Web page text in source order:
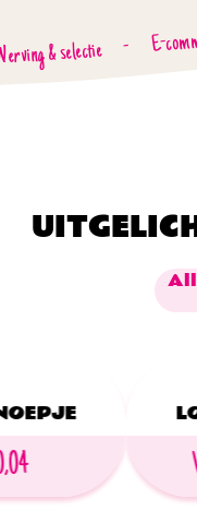
& selectie - E-